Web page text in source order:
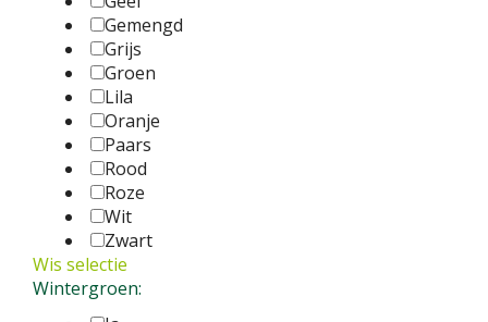
Gemengd
Grijs
Groen
Lila
Oranje
Paars
Rood
Roze
Wit
Zwart
Wis selectie
Wintergroen: